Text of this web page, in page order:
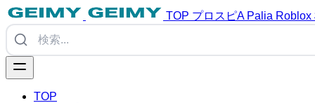
TOP プロスピA Palia Roblox
TOP